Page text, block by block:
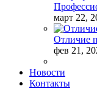
март 22,
Отличие
фев 21,
Новости
Контакты